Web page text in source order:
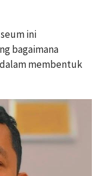
ini
bagaimana
membentuk